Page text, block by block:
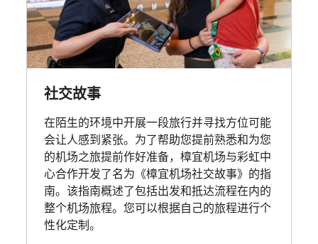
社交故事
在陌生的环境中开展一段旅行并寻找方位可能
会让人感到紧张。为了帮助您提前熟悉和为您
的机场之旅提前作好准备，樟宜机场与彩虹中
心合作开发了名为《樟宜机场社交故事》的指
南。该指南概述了包括出发和抵达流程在内的
整个机场旅程。您可以根据自己的旅程进行个
性化定制。